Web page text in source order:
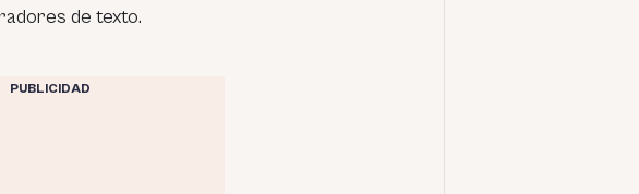
de texto.
PUBLICIDAD